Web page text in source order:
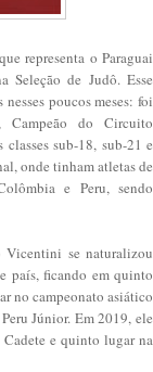
representa o Paraguai
de Judô. Esse
poucos meses: foi
Campeão do Circuito
sub-18, sub-21 e
onde tinham atletas de
e Peru, sendo
Vicentini se naturalizou
país, ficando em quinto
no campeonato asiático
Júnior. Em 2019, ele
e quinto lugar na